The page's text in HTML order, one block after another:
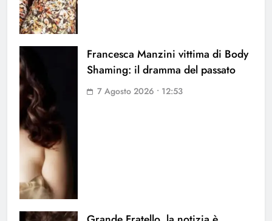
Francesca Manzini vittima di Body
Shaming: il dramma del passato
7 Agosto 2026 • 12:53